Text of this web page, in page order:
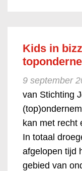
Kids in
9 september
van Stichting
kan met recht
In totaal
afgelopen tijd
gebied van